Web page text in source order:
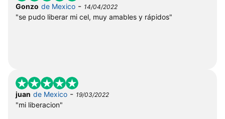
Gonzo de Mexico - 14/04/2022
"se pudo liberar mi cel, muy amables y rápidos"
juan de Mexico - 19/03/2022
"mi liberacion"